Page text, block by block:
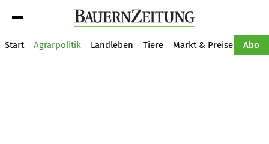
Start Agrarpolitik Landleben Tiere Markt & Preise Abo